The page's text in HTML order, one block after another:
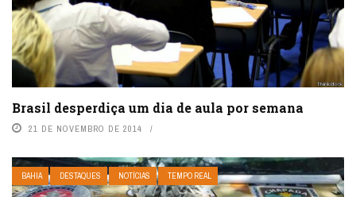
Brasil desperdiça um dia de aula por semana
21 DE NOVEMBRO DE 2014
BAHIA DESTAQUES NOTÍCIAS TEMPO REAL